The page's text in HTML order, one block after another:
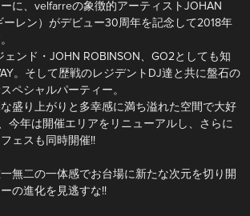
に、velfarreの象徴的アーティストJOHAN
ーレン）がデビュー30周年を記念して2018年
ェンド・JOHN ROBINSON、GO2としても知
。そして歴戦のレジデントDJ達と共に盤石の
ペシャルパーティー。
盛り上がりと多幸感に満ち溢れた空間で大好
今年は開催エリアをリニューアルし、さらに
ェスも同時開催!!
無二の一体感でお台場に新たな次元を切り開
の進化を見逃すな!!